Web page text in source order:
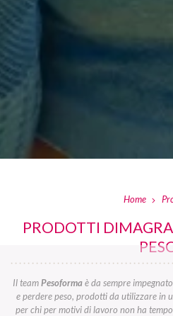
Home
PRODOTTI
Il teamPesoformaè da sempre
e perdere peso, prodotti da utilizzare in
per chi per motivi di lavoro non ha